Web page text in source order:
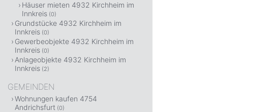
Häuser mieten 4932 Kirchheim im
Innkreis (0)
Grundstücke 4932 Kirchheim im
Innkreis (0)
Gewerbeobjekte 4932 Kirchheim im
Innkreis (0)
Anlageobjekte 4932 Kirchheim im
Innkreis (2)
GEMEINDEN
Wohnungen kaufen 4754
Andrichsfurt (0)